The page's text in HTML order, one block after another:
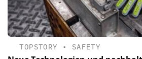
TOPSTORY • SAFETY